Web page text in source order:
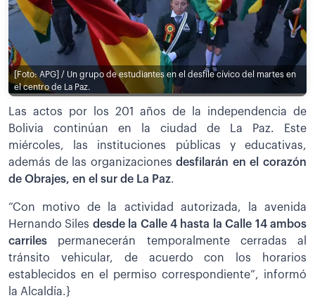
[Foto: APG] / Un grupo de estudiantes en el desfile cívico del martes en
el centro de La Paz.
Las actos por los 201 años de la independencia de
Bolivia continúan en la ciudad de La Paz. Este
miércoles, las instituciones públicas y educativas,
además de las organizacionesdesfilarán en el corazón
de Obrajes, en el sur de La Paz.
“Con motivo de la actividad autorizada, la avenida
Hernando Siles desde la Calle 4 hasta la Calle 14 ambos
carriles permanecerán temporalmente cerradas al
tránsito vehicular, de acuerdo con los horarios
establecidos en el permiso correspondiente”, informó
la Alcaldía.}